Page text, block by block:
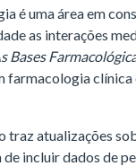
é uma área em
as interações
Bases
farmacologia clínica
traz atualizações
de incluir dados de